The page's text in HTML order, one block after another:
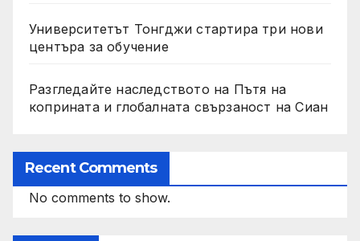
Университетът Тонгджи стартира три нови
центъра за обучение
Разгледайте наследството на Пътя на
коприната и глобалната свързаност на Сиан
Recent Comments
No comments to show.